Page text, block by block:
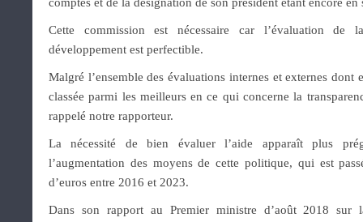
Cette commission est nécessaire car l’évaluation de
développement est perfectible.
Malgré l’ensemble des évaluations internes et externes dont
classée parmi les meilleurs en ce qui concerne la
rappelé notre rapporteur.
La nécessité de bien évaluer l’aide apparaît plus
l’augmentation des moyens de cette politique, qui est
d’euros entre 2016 et 2023.
Dans son rapport au Premier ministre d’août 2018 sur